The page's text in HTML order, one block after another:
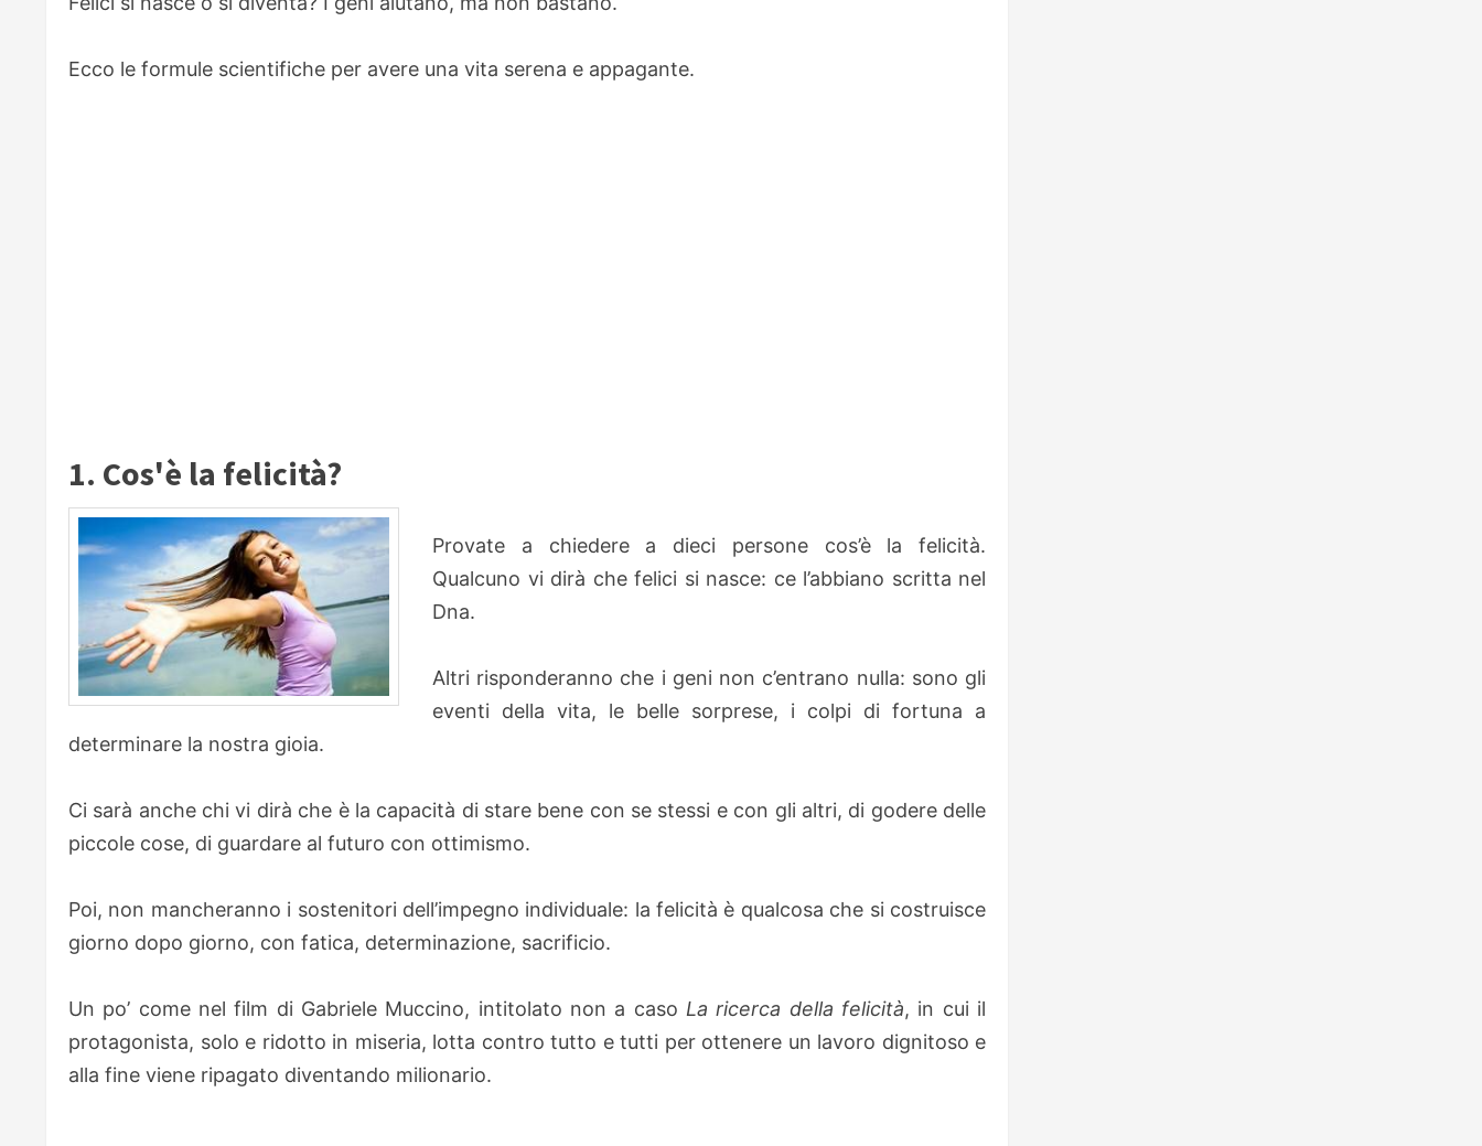
Ecco le formule scientifiche per avere una vita serena e appagante.
1. Cos'è la felicità?
Provate a chiedere a dieci persone cos’è la felicità.
Qualcuno vi dirà che felici si nasce: ce l’abbiano scritta nel
Dna.
Altri risponderanno che i geni non c’entrano nulla: sono gli
eventi della vita, le belle sorprese, i colpi di fortuna a
determinare la nostra gioia.
Ci sarà anche chi vi dirà che è la capacità di stare bene con se stessi e con gli altri, di godere delle
piccole cose, di guardare al futuro con ottimismo.
Poi, non mancheranno i sostenitori dell’impegno individuale: la felicità è qualcosa che si costruisce
giorno dopo giorno, con fatica, determinazione, sacrificio.
Un po’ come nel film di Gabriele Muccino, intitolato non a caso La ricerca della felicità, in cui il
protagonista, solo e ridotto in miseria, lotta contro tutto e tutti per ottenere un lavoro dignitoso e
alla fine viene ripagato diventando milionario.